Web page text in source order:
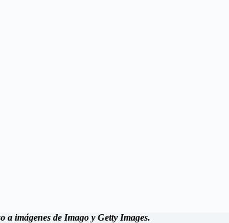
a imágenes de Imago y Getty Images.